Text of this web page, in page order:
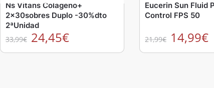
Ns Vitans Colageno+
2x30sobres Duplo -30%dto
2ªUnidad
33,99€ 24,45€
Eucerin Sun Fluid
Control FPS 50
21,99€ 14,99€